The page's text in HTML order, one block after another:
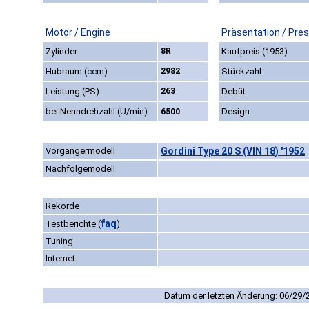
Motor / Engine Präsentation /
Zylinder 8R
Kaufpreis (1953)
Hubraum (ccm)
2982 Stückzahl
Leistung (PS) 263
Debüt
bei Nenndrehzahl (U/min)
6500 Design
Vorgängermodell Gordini Type 20 S (VIN 18) '1952
Nachfolgemodell
Rekorde
Testberichte (faq)
Tuning
Internet
Datum der letzten Änderung: 06/29/